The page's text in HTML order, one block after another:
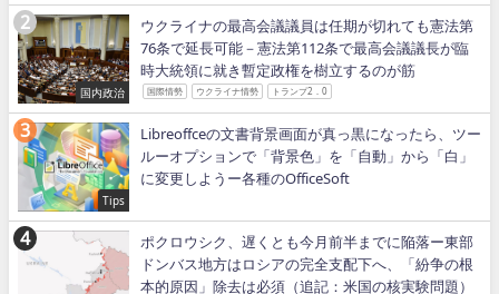
国内政治
ウクライナの最高会議議員は任期が切れても憲法第
76条で延長可能－憲法第112条で最高会議議長が臨
時大統領に就き暫定政権を樹立するのが筋
国際情勢 ウクライナ情勢 トランプ2．0
Tips
Libreoffceの文書背景画面が真っ黒になったら、ツー
ルーオプションで「背景色」を「自動」から「白」
に変更しようー各種のOfficeSoft
ポクロウシク、遅くとも今月前半までに陥落ー東部
ドンバス地方はロシアの完全支配下へ、「紛争の根
本的原因」除去は必須（追記：米国の核実験問題）